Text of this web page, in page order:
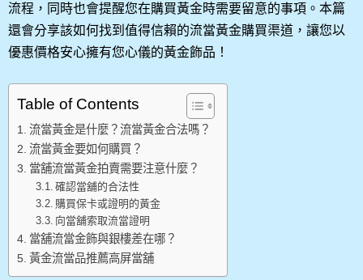
流程，同時也會提醒您在購買黃金時需要留意的事項。本篇
還會分享該如何找到值得信賴的流當黃金購買渠道，讓您以
優惠價格安心擁有您心儀的黃金飾品！
Table of Contents
流當黃金是什麼？流當黃金合法嗎？
流當黃金要如何購買？
當舖流當黃金拍賣需要注意什麼？
確認當舖的合法性
購買保卡或證明的黃金
向當舖索取流當證明
當舖流當金飾與銀樓差在哪？
黃金流當品推薦高屏當舖